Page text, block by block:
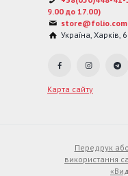
9.00 до 17.00)
Україна Харків
Карта сайту
Передрук
використання